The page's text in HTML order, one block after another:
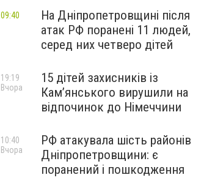
На Дніпропетровщині після
атак РФ поранені 11 людей,
серед них четверо дітей
09:40
15 дітей захисників із
Кам’янського вирушили на
відпочинок до Німеччини
19:19
Вчора
РФ атакувала шість районів
Дніпропетровщини: є
поранений і пошкодження
10:40
Вчора